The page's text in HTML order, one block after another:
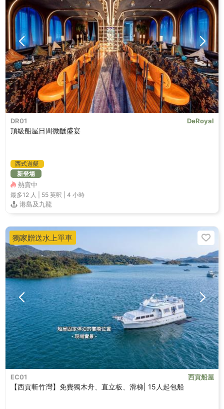
DR01 DeRoyal
頂級船屋日間微醺盛宴
西式遊艇
新登場
熱賣中
最多12人 | 55 英呎 4 小時
港島及九龍
EC01 西貢船屋
【西貢斬竹灣】免費獨木舟、直立板、滑梯| 15人起包船
獨家贈送水上單車